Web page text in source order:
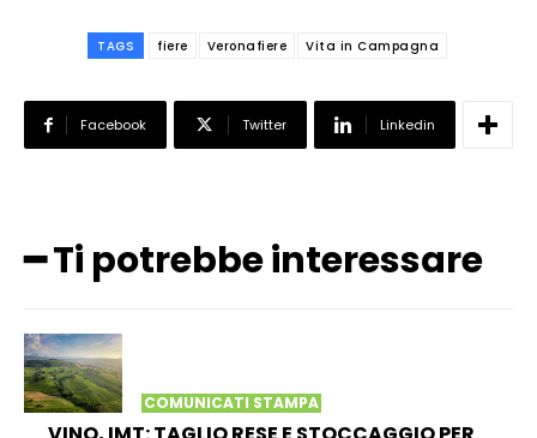
TAGS fiere Veronafiere Vita in Campagna
Facebook Twitter Linkedin
━ Ti potrebbe interessare
COMUNICATI STAMPA